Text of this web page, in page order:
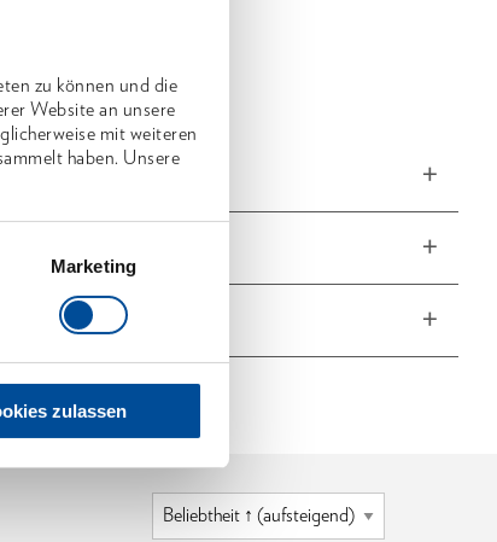
zu können und die
Website an unsere
mit weiteren
haben. Unsere
Marketing
zulassen
Kartonage
Gewichte